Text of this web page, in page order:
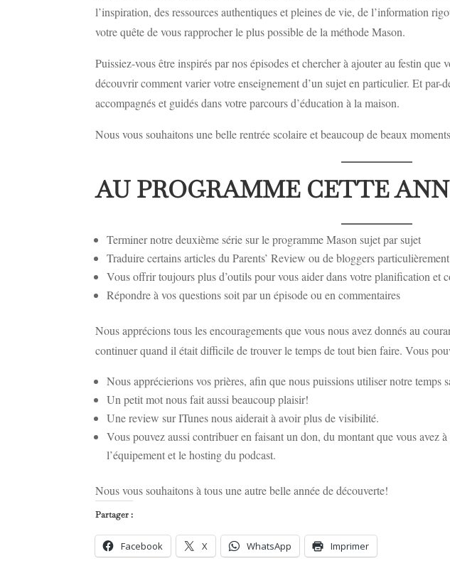
l’inspiration, des ressources authentiques et pleines de vie, de l’information
votre quête de vous rapprocher le plus possible de la méthode Mason.
Puissiez-vous être inspirés par nos épisodes et chercher à ajouter au festin que
découvrir comment varier votre enseignement d’un sujet en particulier. Et par-
accompagnés et guidés dans votre parcours d’éducation à la maison.
Nous vous souhaitons une belle rentrée scolaire et beaucoup de beaux
AU PROGRAMME CETTE
Terminer notre deuxième série sur le programme Mason sujet par sujet
Traduire certains articles du Parents’ Review ou de bloggers
Vous offrir toujours plus d’outils pour vous aider dans votre planification et
Répondre à vos questions soit par un épisode ou en commentaires
Nous apprécions tous les encouragements que vous nous avez donnés au
continuer quand il était difficile de trouver le temps de tout bien faire. Vous
Nous apprécierions vos prières, afin que nous puissions utiliser notre temps
Un petit mot nous fait aussi beaucoup plaisir!
Une review sur ITunes nous aiderait à avoir plus de visibilité.
Vous pouvez aussi contribuer en faisant un don, du montant que vous avez
l’équipement et le hosting du podcast.
Nous vous souhaitons à tous une autre belle année de découverte!
Partager :
Facebook X WhatsApp Imprimer